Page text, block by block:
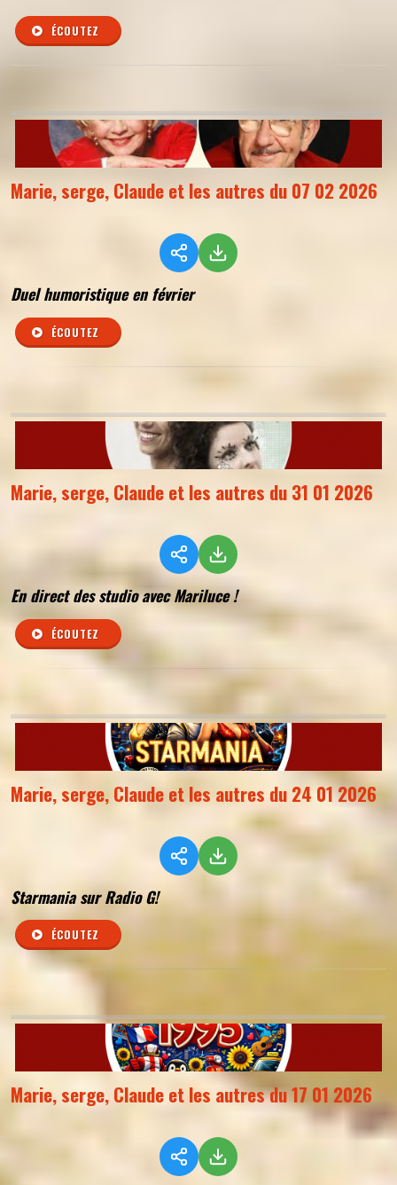
ÉCOUTEZ
Marie, serge, Claude et les autres du 07 02 2026
Duel humoristique en février
ÉCOUTEZ
Marie, serge, Claude et les autres du 31 01 2026
En direct des studio avec Mariluce !
ÉCOUTEZ
Marie, serge, Claude et les autres du 24 01 2026
Starmania sur Radio G!
ÉCOUTEZ
Marie, serge, Claude et les autres du 17 01 2026